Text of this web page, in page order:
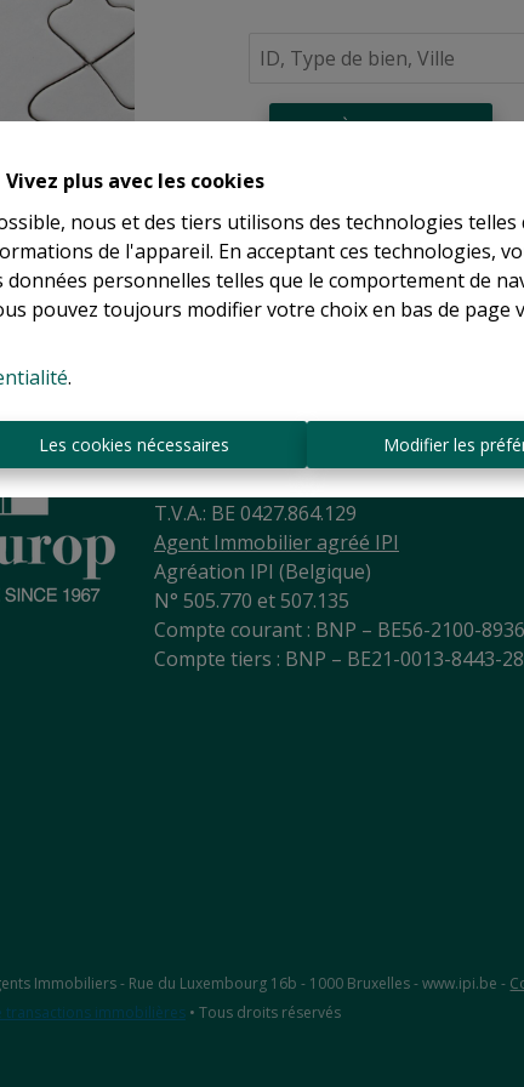
Vivez plus avec les cookies
nous et des tiers utilisons des technologies telles
de l'appareil. En acceptant ces technologies,
personnelles telles que le comportement de
pouvez toujours modifier votre choix en bas de page
.
Les cookies nécessaires Modifier les
À Vendre
3090 Overijse
Tél:+ 32 2 345 90 80
Mail:info@logeurop.be
T.V.A.: BE 0427.864.129
Agent Immobilier agréé IPI
Agréation IPI (Belgique)
N° 505.770 et 507.135
Compte courant : BNP – BE56-2100-
Compte tiers : BNP – BE21-0013-8443-
Immobiliers - Rue du Luxembourg 16b - 1000 Bruxelles - www.ipi.be -
transactions immobilières• Tous droits réservés